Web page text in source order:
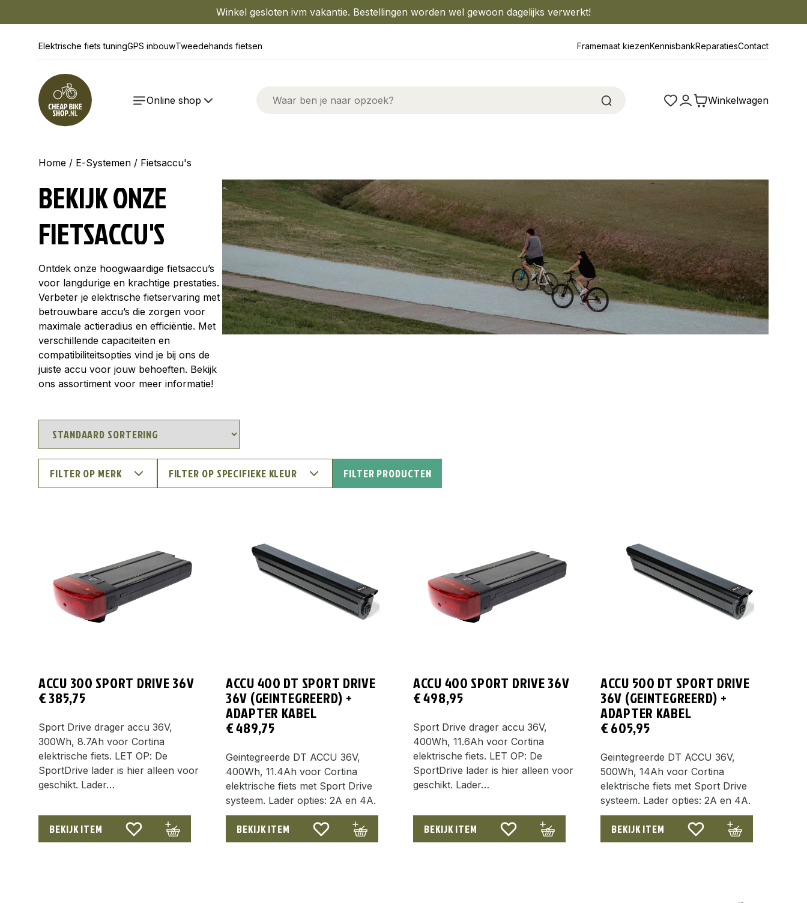
Winkel gesloten ivm vakantie. Bestellingen worden wel gewoon dagelijks verwerkt!
Elektrische fiets tuningGPS inbouwTweedehands fietsen Framemaat kiezenKennisbankReparatiesContact
Online shop Winkelwagen
Home / E-Systemen / Fietsaccu's
BEKIJK ONZE
FIETSACCU'S
Ontdek onze hoogwaardige fietsaccu’s
voor langdurige en krachtige prestaties.
Verbeter je elektrische fietservaring met
betrouwbare accu’s die zorgen voor
maximale actieradius en efficiëntie. Met
verschillende capaciteiten en
compatibiliteitsopties vind je bij ons de
juiste accu voor jouw behoeften. Bekijk
ons assortiment voor meer informatie!
FILTER OP MERK FILTER OP SPECIFIEKE KLEUR FILTER PRODUCTEN
ACCU 300 SPORT DRIVE 36V
€385,75
Sport Drive drager accu 36V,
300Wh, 8.7Ah voor Cortina
elektrische fiets. LET OP: De
SportDrive lader is hier alleen voor
geschikt. Lader…
BEKIJK ITEM
ACCU 400 DT SPORT DRIVE
36V (GEINTEGREERD) +
ADAPTER KABEL
€489,75
Geintegreerde DT ACCU 36V,
400Wh, 11.4Ah voor Cortina
elektrische fiets met Sport Drive
systeem. Lader opties: 2A en 4A.
BEKIJK ITEM
ACCU 400 SPORT DRIVE 36V
€498,95
Sport Drive drager accu 36V,
400Wh, 11.6Ah voor Cortina
elektrische fiets. LET OP: De
SportDrive lader is hier alleen voor
geschikt. Lader…
BEKIJK ITEM
ACCU 500 DT SPORT DRIVE
36V (GEINTEGREERD) +
ADAPTER KABEL
€605,95
Geintegreerde DT ACCU 36V,
500Wh, 14Ah voor Cortina
elektrische fiets met Sport Drive
systeem. Lader opties: 2A en 4A.
BEKIJK ITEM